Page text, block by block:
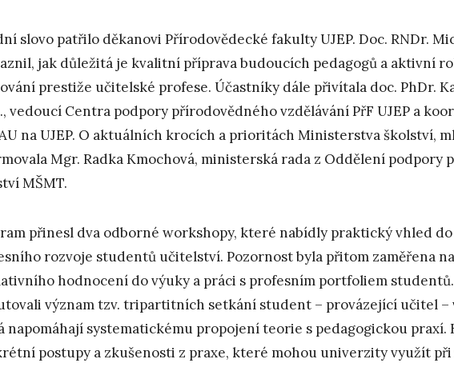
slovo patřilo děkanovi Přírodovědecké fakulty UJEP. Doc. RNDr.
jak důležitá je kvalitní příprava budoucích pedagogů a aktivní
prestiže učitelské profese. Účastníky dále přivítala doc. PhDr.
vedoucí Centra podpory přírodovědného vzdělávání PřF UJEP a
na UJEP. O aktuálních krocích a prioritách Ministerstva školství,
Mgr. Radka Kmochová, ministerská rada z Oddělení podpory
MŠMT.
přinesl dva odborné workshopy, které nabídly praktický vhled
rozvoje studentů učitelství. Pozornost byla přitom zaměřena
hodnocení do výuky a práci s profesním portfoliem
význam tzv. tripartitních setkání student – provázející učitel –
napomáhají systematickému propojení teorie s pedagogickou praxí.
postupy a zkušenosti z praxe, které mohou univerzity využít při